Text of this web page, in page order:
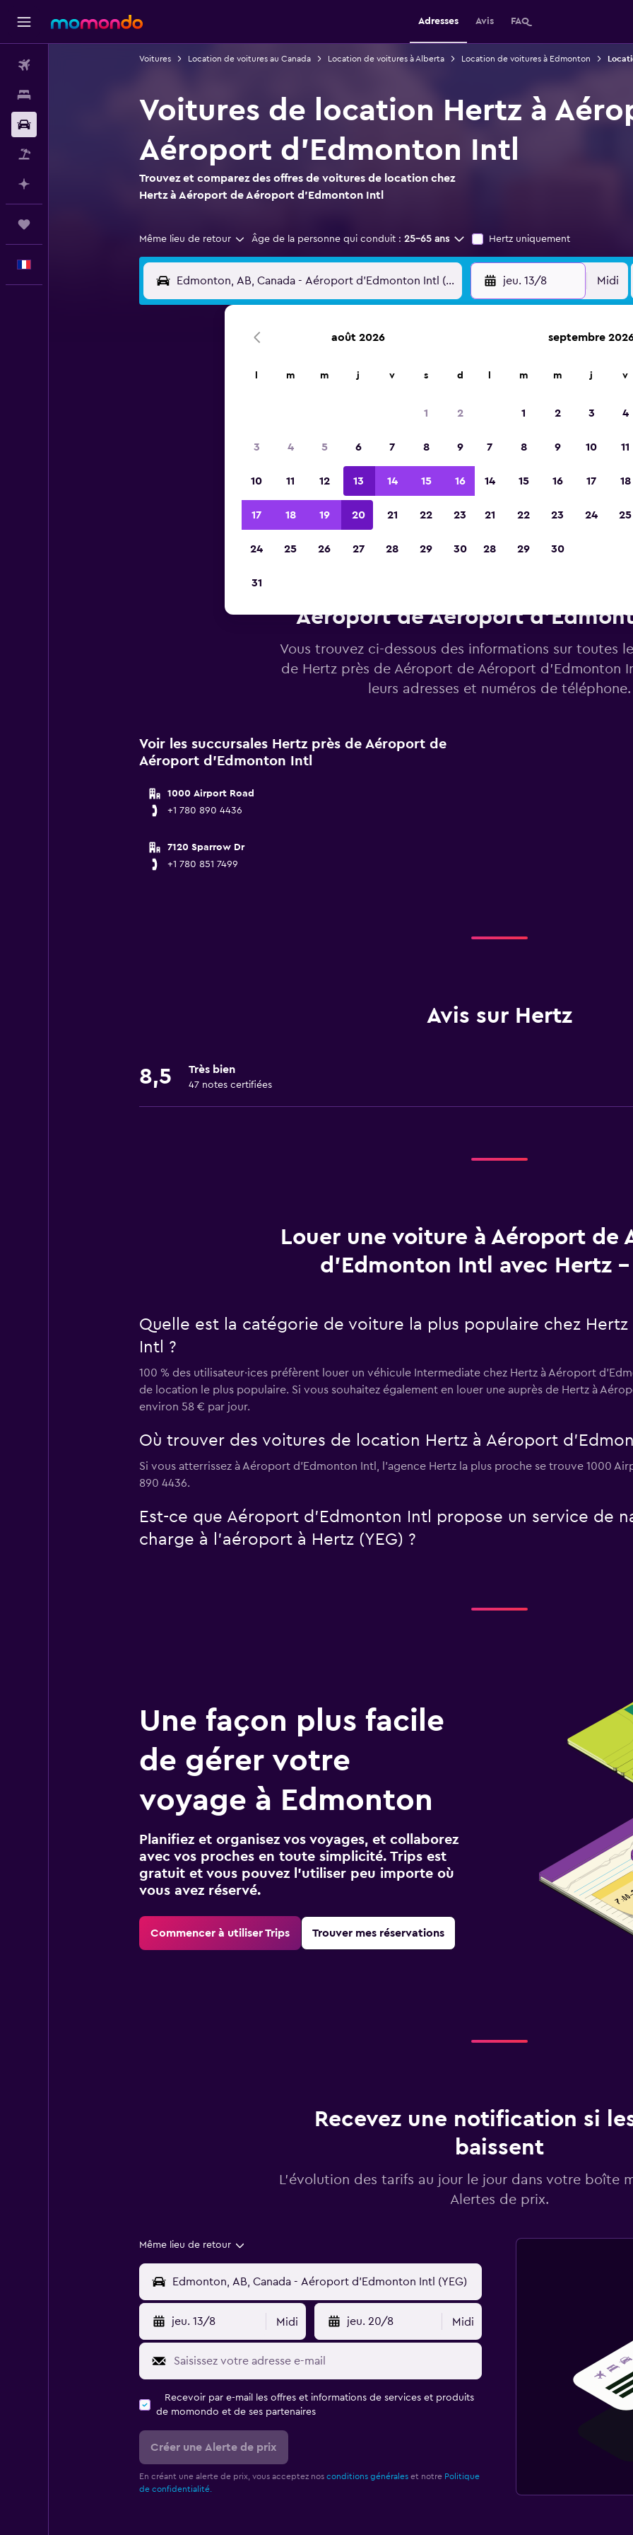
Adresses Avis FAQ
Voitures Location de voitures au Canada Location de voitures à Alberta Location de voitures à Edmonton
Voitures de location Hertz à
Aéroport d'Edmonton Intl
Trouvez et comparez des offres de voitures de location chez
Hertz à Aéroport de Aéroport d'Edmonton Intl
Même lieu de retour Âge de la personne qui conduit : 25-65 ans Hertz uniquement
jeu. 13/8 Midi
2023
Aéroport de Aéroport
Vous trouvez ci-dessous des informations sur toutes
de Hertz près de Aéroport de Aéroport d'Edmonton
leurs adresses et numéros de téléphone.
Voir les succursales Hertz près de Aéroport de
Aéroport d'Edmonton Intl
1000 Airport Road
+1 780 890 4436
7120 Sparrow Dr
+1 780 851 7499
Avis sur Hertz
8,5 Très bien
47 notes certifiées
Louer une voiture à Aéroport de
d'Edmonton Intl avec Hertz -
Quelle est la catégorie de voiture la plus populaire chez
Intl ?
100 % des utilisateur·ices préfèrent louer un véhicule Intermediate chez Hertz à Aéroport
de location le plus populaire. Si vous souhaitez également en louer une auprès de Hertz à
environ 58 € par jour.
Où trouver des voitures de location Hertz à Aéroport
Si vous atterrissez à Aéroport d'Edmonton Intl, l’agence Hertz la plus proche se trouve 1000
890 4436.
Est-ce que Aéroport d'Edmonton Intl propose un service de
charge à l’aéroport à Hertz (YEG) ?
Une façon plus facile
de gérer votre
voyage à Edmonton
Planifiez et organisez vos voyages, et collaborez
avec vos proches en toute simplicité. Trips est
gratuit et vous pouvez l’utiliser peu importe où
vous avez réservé.
Commencer à utiliser Trips Trouver mes réservations
Recevez une notification si
baissent
L’évolution des tarifs au jour le jour dans votre boîte
Alertes de prix.
Même lieu de retour
jeu. 13/8 Midi jeu. 20/8 Midi
Recevoir par e-mail les offres et informations de services et produits
de momondo et de ses partenaires
Créer une Alerte de prix
En créant une alerte de prix, vous acceptez nos conditions généraleset notre Politique
de confidentialité.
août 2026
m m j v s d
1 2
3 4 5 6 7 8 9
10 11 12 13 14 15 16
17 18 19 20 21 22 23
24 25 26 27 28 29 30
31
septembre
m m j v
1 2 3 4
7 8 9 10 11
14 15 16 17 18
21 22 23 24 25
28 29 30